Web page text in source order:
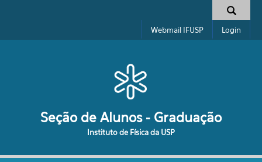
Formulário de busca
Webmail IFUSP Login
Seção de Alunos - Graduação
Instituto de Física da USP